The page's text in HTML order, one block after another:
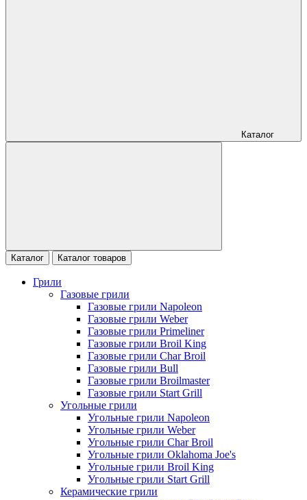
Каталог
Каталог Каталог товаров
Грили
Газовые грили
Газовые грили Napoleon
Газовые грили Weber
Газовые грили Primeliner
Газовые грили Broil King
Газовые грили Char Broil
Газовые грили Bull
Газовые грили Broilmaster
Газовые грили Start Grill
Угольные грили
Угольные грили Napoleon
Угольные грили Weber
Угольные грили Char Broil
Угольные грили Oklahoma Joe's
Угольные грили Broil King
Угольные грили Start Grill
Керамические грили